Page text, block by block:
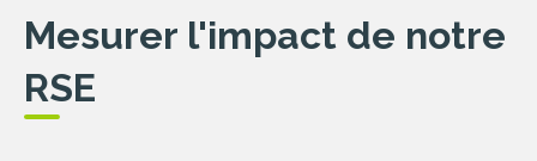
Mesurer l'impact de notre
RSE